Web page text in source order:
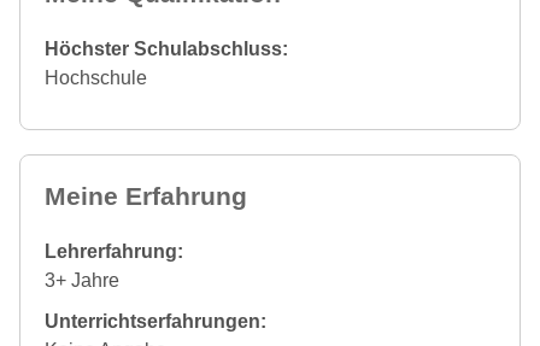
Höchster Schulabschluss:
Hochschule
Meine Erfahrung
Lehrerfahrung:
3+ Jahre
Unterrichtserfahrungen: